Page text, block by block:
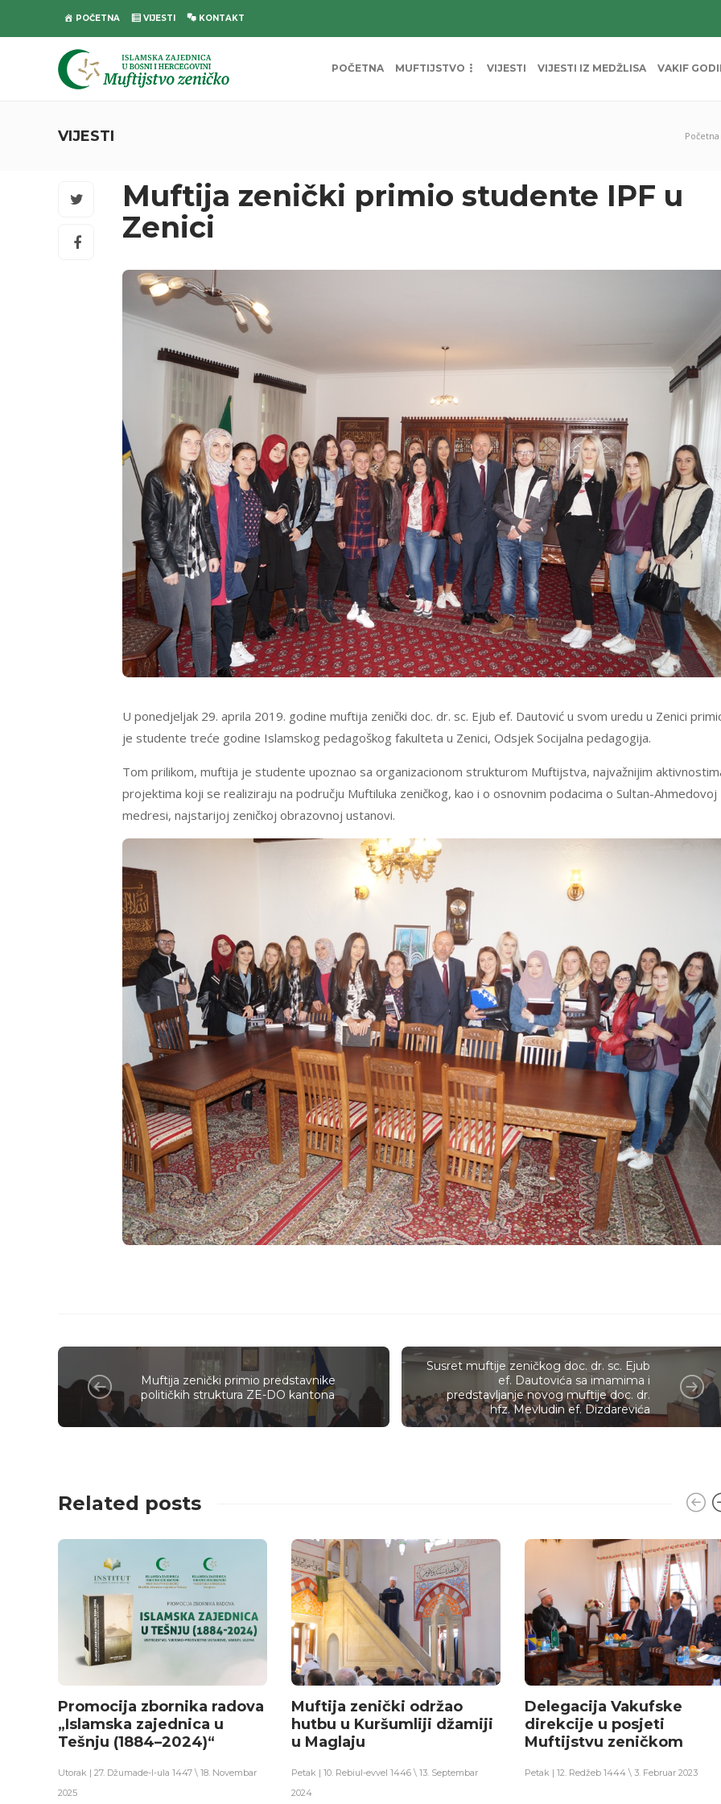
POČETNA VIJESTI KONTAKT
POČETNA MUFTIJSTVO VIJESTI VIJESTI IZ MEDŽLISA VAKIF
VIJESTI Početna
Muftija zenički primio studente IPF u
Zenici
U ponedjeljak 29. aprila 2019. godine muftija zenički doc. dr. sc. Ejub ef. Dautović u svom uredu u Zenici
je studente treće godine Islamskog pedagoškog fakulteta u Zenici, Odsjek Socijalna pedagogija.
Tom prilikom, muftija je studente upoznao sa organizacionom strukturom Muftijstva, najvažnijim
projektima koji se realiziraju na području Muftiluka zeničkog, kao i o osnovnim podacima o Sultan-Ahmedovoj
medresi, najstarijoj zeničkoj obrazovnoj ustanovi.
Muftija zenički primio predstavnike
političkih struktura ZE-DO kantona
Susret muftije zeničkog doc. dr. sc. Ejub
ef. Dautovića sa imamima i
predstavljanje novog muftije doc. dr.
hfz. Mevludin ef. Dizdarevića
Related posts
Promocija zbornika radova
„Islamska zajednica u
Tešnju (1884–2024)“
Utorak | 27. Džumade-l-ula 1447 \ 18. Novembar
2025
Muftija zenički održao
hutbu u Kuršumliji džamiji
u Maglaju
Petak | 10. Rebiul-evvel 1446 \ 13. Septembar
2024
Delegacija Vakufske
direkcije u posjeti
Muftijstvu zeničkom
Petak | 12. Redžeb 1444 \ 3. Februar 2023